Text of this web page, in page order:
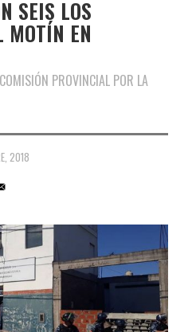
SEIS LOS
MOTÍN EN
PROVINCIAL POR LA
2018